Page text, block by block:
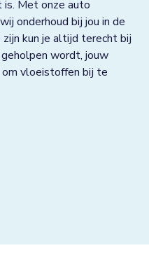
is. Met onze auto
onderhoud bij jou in de
kun je altijd terecht bij
wordt, jouw
vloeistoffen bij te